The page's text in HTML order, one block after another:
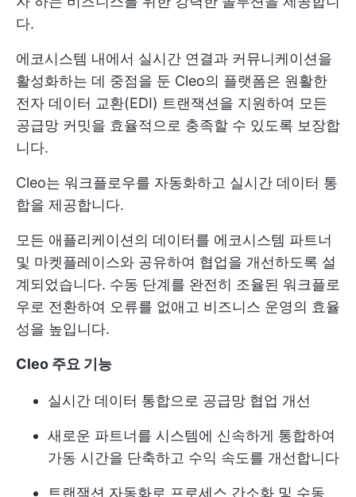
다.
에코시스템 내에서 실시간 연결과 커뮤니케이션을
활성화하는 데 중점을 둔 Cleo의 플랫폼은 원활한
전자 데이터 교환(EDI) 트랜잭션을 지원하여 모든
공급망 커밋을 효율적으로 충족할 수 있도록 보장합
니다.
Cleo는 워크플로우를 자동화하고 실시간 데이터 통
합을 제공합니다.
모든 애플리케이션의 데이터를 에코시스템 파트너
및 마켓플레이스와 공유하여 협업을 개선하도록 설
계되었습니다. 수동 단계를 완전히 조율된 워크플로
우로 전환하여 오류를 없애고 비즈니스 운영의 효율
성을 높입니다.
Cleo 주요 기능
실시간 데이터 통합으로 공급망 협업 개선
새로운 파트너를 시스템에 신속하게 통합하여
가동 시간을 단축하고 수익 속도를 개선합니다
트랜잭션 자동화로 프로세스 간소화 및 수동